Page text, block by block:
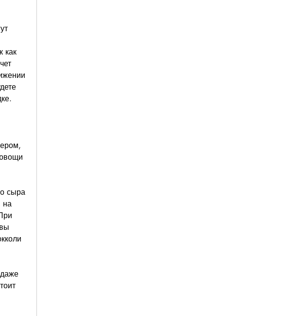
как
сыра
на